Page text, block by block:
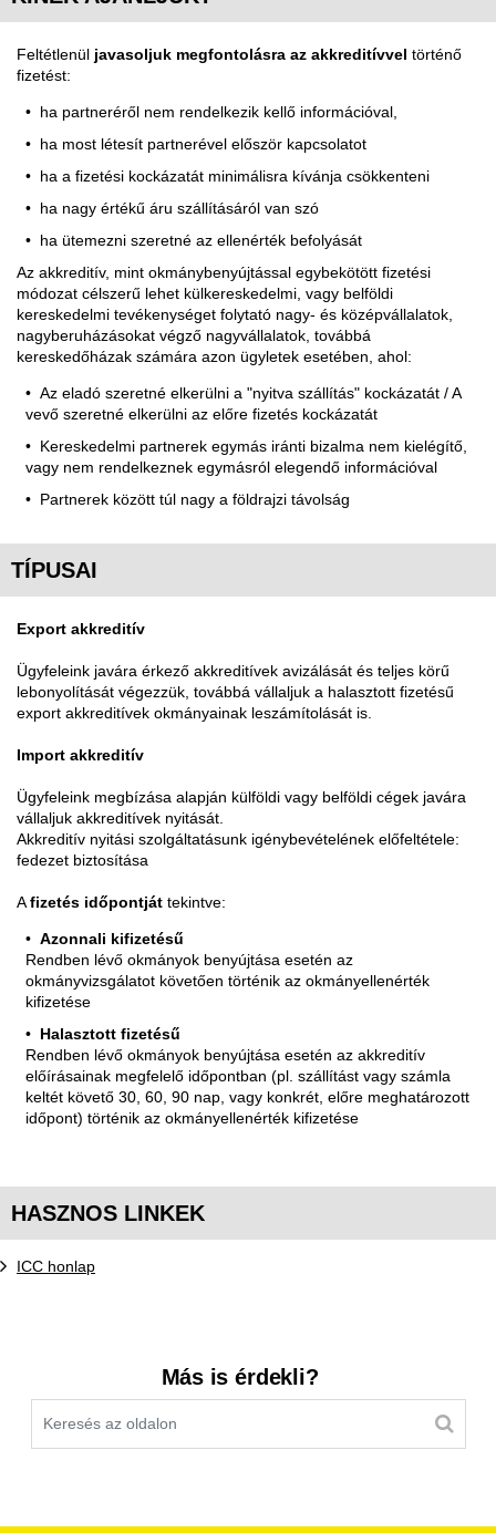
Feltétlenül javasoljuk megfontolásra az akkreditívvel történő
fizetést:
ha partneréről nem rendelkezik kellő információval,
ha most létesít partnerével először kapcsolatot
ha a fizetési kockázatát minimálisra kívánja csökkenteni
ha nagy értékű áru szállításáról van szó
ha ütemezni szeretné az ellenérték befolyását
Az akkreditív, mint okmánybenyújtással egybekötött fizetési
módozat célszerű lehet külkereskedelmi, vagy belföldi
kereskedelmi tevékenységet folytató nagy- és középvállalatok,
nagyberuházásokat végző nagyvállalatok, továbbá
kereskedőházak számára azon ügyletek esetében, ahol:
Az eladó szeretné elkerülni a "nyitva szállítás" kockázatát / A
vevő szeretné elkerülni az előre fizetés kockázatát
Kereskedelmi partnerek egymás iránti bizalma nem kielégítő,
vagy nem rendelkeznek egymásról elegendő információval
Partnerek között túl nagy a földrajzi távolság
TÍPUSAI
Export akkreditív
Ügyfeleink javára érkező akkreditívek avizálását és teljes körű
lebonyolítását végezzük, továbbá vállaljuk a halasztott fizetésű
export akkreditívek okmányainak leszámítolását is.
Import akkreditív
Ügyfeleink megbízása alapján külföldi vagy belföldi cégek javára
vállaljuk akkreditívek nyitását.
Akkreditív nyitási szolgáltatásunk igénybevételének előfeltétele:
fedezet biztosítása
Afizetés időpontját tekintve:
Azonnali kifizetésű
Rendben lévő okmányok benyújtása esetén az
okmányvizsgálatot követően történik az okmányellenérték
kifizetése
Halasztott fizetésű
Rendben lévő okmányok benyújtása esetén az akkreditív
előírásainak megfelelő időpontban (pl. szállítást vagy számla
keltét követő 30, 60, 90 nap, vagy konkrét, előre meghatározott
időpont) történik az okmányellenérték kifizetése
HASZNOS LINKEK
ICC honlap
Más is érdekli?